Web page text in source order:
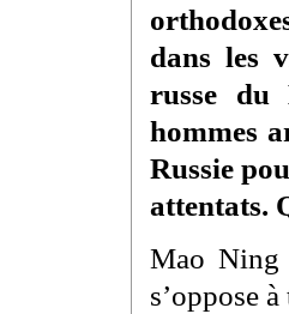
dans les
russe du
hommes
Russie
attentats.
Mao Ning
s’oppose